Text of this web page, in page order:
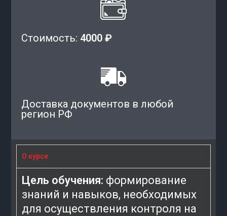
Стоимость: 4000 ₽
Доставка документов в любой
регион РФ
О курсе
Цель обучения: формирование
знаний и навыков, необходимых
для осуществления контроля на